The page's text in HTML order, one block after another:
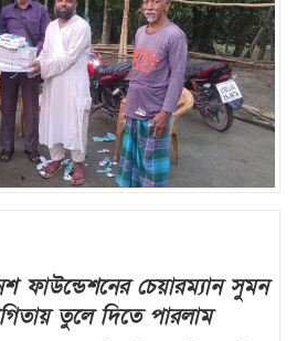
ফাউন্ডেশনের চেয়ারম্যান সুমন
তুলে দিতে পারলাম